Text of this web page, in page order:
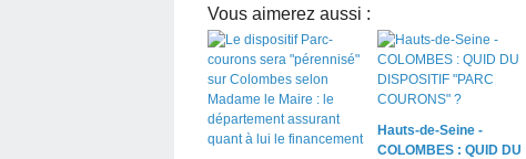
Vous aimerez aussi :
Hauts-de-Seine -
COLOMBES : QUID DU